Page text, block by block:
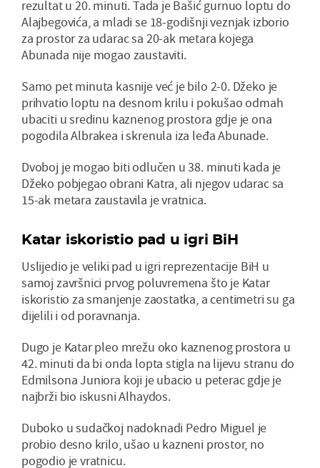
rezultat u 20. minuti. Tada je Bašić gurnuo loptu do
Alajbegovića, a mladi se 18-godišnji veznjak izborio
za prostor za udarac sa 20-ak metara kojega
Abunada nije mogao zaustaviti.
Samo pet minuta kasnije već je bilo 2-0. Džeko je
prihvatio loptu na desnom krilu i pokušao odmah
ubaciti u sredinu kaznenog prostora gdje je ona
pogodila Albrakea i skrenula iza leđa Abunade.
Dvoboj je mogao biti odlučen u 38. minuti kada je
Džeko pobjegao obrani Katra, ali njegov udarac sa
15-ak metara zaustavila je vratnica.
Katar iskoristio pad u igri BiH
Uslijedio je veliki pad u igri reprezentacije BiH u
samoj završnici prvog poluvremena što je Katar
iskoristio za smanjenje zaostatka, a centimetri su ga
dijelili i od poravnanja.
Dugo je Katar pleo mrežu oko kaznenog prostora u
42. minuti da bi onda lopta stigla na lijevu stranu do
Edmilsona Juniora koji je ubacio u peterac gdje je
najbrži bio iskusni Alhaydos.
Duboko u sudačkoj nadoknadi Pedro Miguel je
probio desno krilo, ušao u kazneni prostor, no
pogodio je vratnicu.